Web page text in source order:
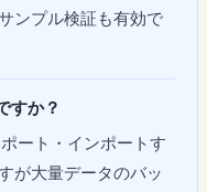
ンプル検証も有効で
すか？
ート・インポートす
が大量データのバッ